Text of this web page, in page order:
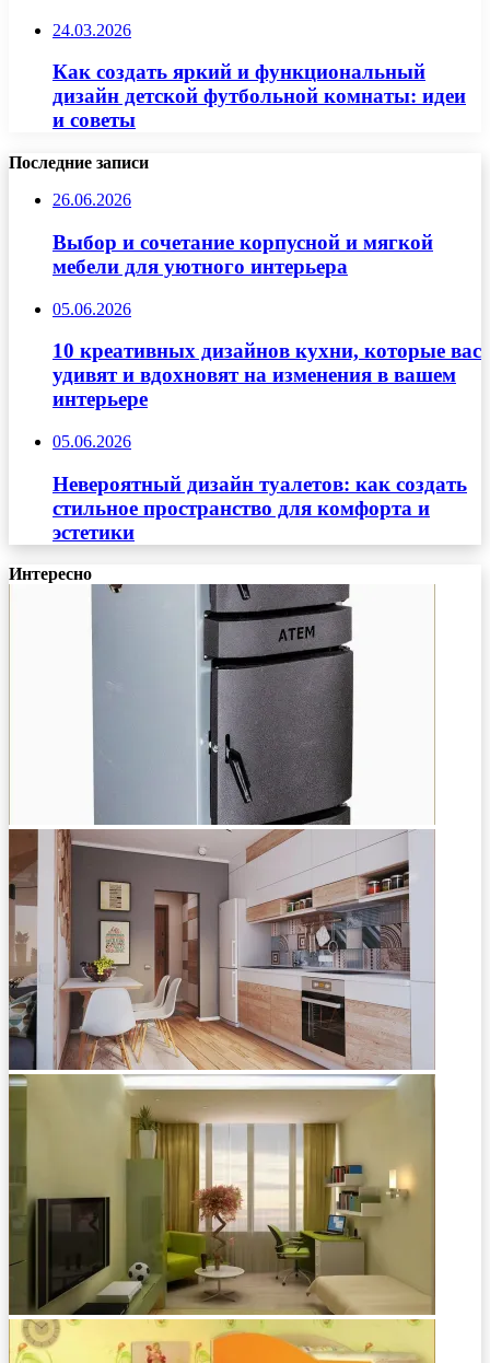
24.03.2026
Как создать яркий и функциональный
дизайн детской футбольной комнаты: идеи
и советы
Последние записи
26.06.2026
Выбор и сочетание корпусной и мягкой
мебели для уютного интерьера
05.06.2026
10 креативных дизайнов кухни, которые вас
удивят и вдохновят на изменения в вашем
интерьере
05.06.2026
Невероятный дизайн туалетов: как создать
стильное пространство для комфорта и
эстетики
Интересно